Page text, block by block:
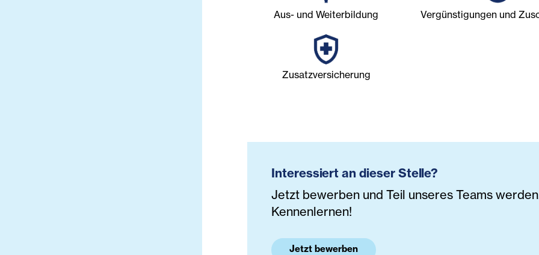
Aus- und Weiterbildung Vergünstigungen und
Zusatzversicherung
Interessiert an dieser Stelle?
Jetzt bewerben und Teil unseres Teams
Kennenlernen!
Jetzt bewerben